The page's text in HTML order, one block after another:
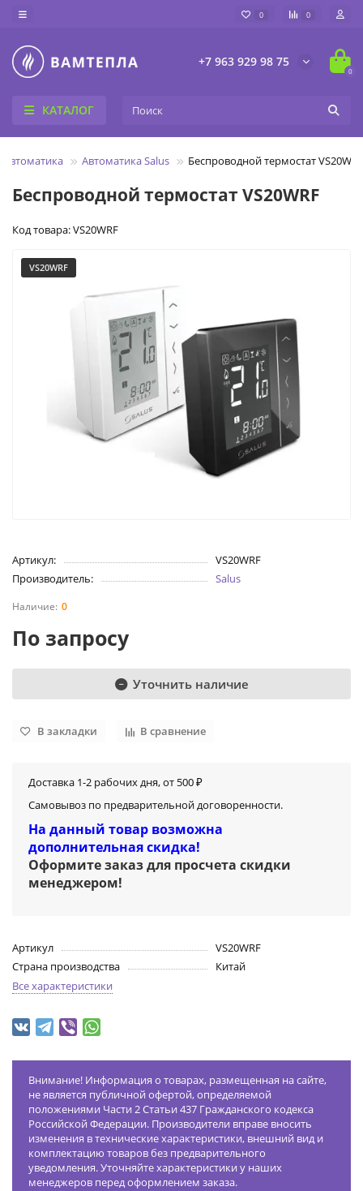
0 0
+7 963 929 98 75
0
КАТАЛОГ
Автоматика Автоматика Salus Беспроводной термостат VS20WRF
Беспроводной термостат VS20WRF
Код товара: VS20WRF
VS20WRF
Артикул:
VS20WRF
Производитель:
Salus
0
По запросу
Уточнить наличие
В закладки В сравнение
Доставка 1-2 рабочих дня, от 500 ₽
Самовывоз по предварительной договоренности.
На данный товар возможна
дополнительная скидка!
Оформите заказ для просчета скидки
менеджером!
Артикул
VS20WRF
Страна производства
Китай
Все характеристики
Внимание! Информация о товарах, размещенная на сайте,
не является публичной офертой, определяемой
положениями Части 2 Статьи 437 Гражданского кодекса
Российской Федерации. Производители вправе вносить
изменения в технические характеристики, внешний вид и
комплектацию товаров без предварительного
уведомления. Уточняйте характеристики у наших
менеджеров перед оформлением заказа.